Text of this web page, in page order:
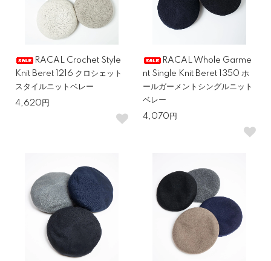
RACAL Crochet Style
Knit Beret 1216 クロシェット
スタイルニットベレー
4,620円
RACAL Whole Garme
nt Single Knit Beret 1350 ホ
ールガーメントシングルニット
ベレー
4,070円